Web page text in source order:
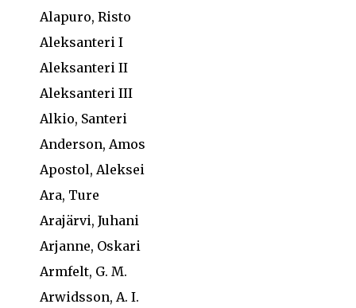
Alapuro, Risto
Aleksanteri I
Aleksanteri II
Aleksanteri III
Alkio, Santeri
Anderson, Amos
Apostol, Aleksei
Ara, Ture
Arajärvi, Juhani
Arjanne, Oskari
Armfelt, G. M.
Arwidsson, A. I.